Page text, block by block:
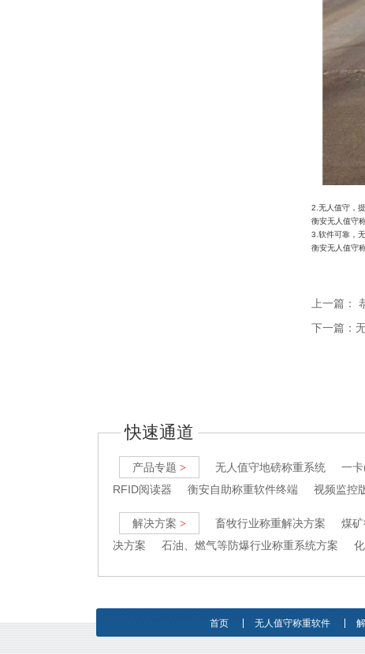
2. 无人值守，
衡安无人值守
3. 软件可靠，
衡安无人值守
上一篇：
下一篇：
快速通道
产品专题 > 无人值守地磅称重系统 一
RFID阅读器
衡安自助称重软件终端 视频监控
解决方案 > 畜牧行业称重解决方案 煤
决方案
石油、燃气等防爆行业称重系统方案
首页 无人值守称重软件